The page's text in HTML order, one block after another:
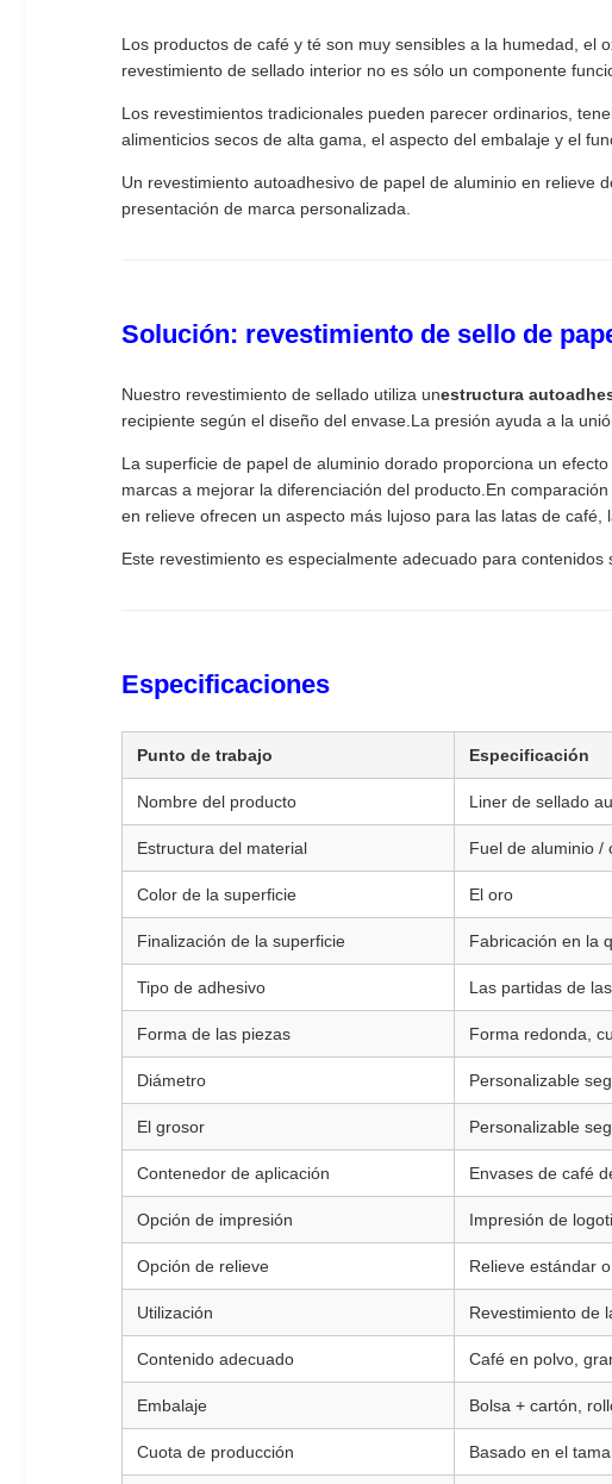
Los productos de café y té son muy sensibles a la humedad, el
revestimiento de sellado interior no es sólo un componente
Los revestimientos tradicionales pueden parecer ordinarios,
alimenticios secos de alta gama, el aspecto del embalaje y el
Un revestimiento autoadhesivo de papel de aluminio en relieve
presentación de marca personalizada.
Solución: revestimiento de sello de
Nuestro revestimiento de sellado utiliza unestructura
recipiente según el diseño del envase.La presión ayuda a la
La superficie de papel de aluminio dorado proporciona un
marcas a mejorar la diferenciación del producto.En
en relieve ofrecen un aspecto más lujoso para las latas de café,
Este revestimiento es especialmente adecuado para
Especificaciones
Punto de trabajo Especificación
Nombre del producto Liner de sellado
Estructura del material Fuel de aluminio /
Color de la superficie El oro
Finalización de la superficie Fabricación en la
Tipo de adhesivo Las partidas de
Forma de las piezas Forma redonda,
Diámetro Personalizable
El grosor Personalizable
Contenedor de aplicación Envases de café
Opción de impresión Impresión de
Opción de relieve Relieve estándar
Utilización Revestimiento de
Contenido adecuado Café en polvo,
Embalaje Bolsa + cartón,
Cuota de producción Basado en el